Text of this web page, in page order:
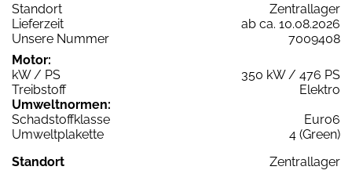
Standort
Zentrallager
Lieferzeit
ab ca. 10.08.2026
Unsere Nummer
7009408
Motor:
kW / PS
350 kW / 476 PS
Treibstoff
Elektro
Umweltnormen:
Schadstoffklasse
Euro6
Umweltplakette
4 (Green)
Standort
Zentrallager